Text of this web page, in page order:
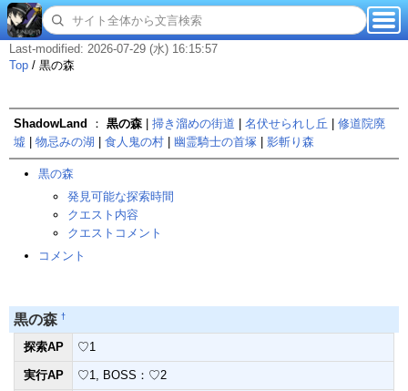
Last-modified: 2026-07-29 (水) 16:15:57
Top / 黒の森
ShadowLand ： 黒の森 掃き溜めの街道 名伏せられし丘
修道院廃
墟
物忌みの湖 食人鬼の村 幽霊騎士の首塚 影斬り森
黒の森
発見可能な探索時間
クエスト内容
クエストコメント
コメント
黒の森 †
探索AP ♡1
実行AP ♡1, BOSS：♡2